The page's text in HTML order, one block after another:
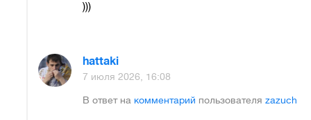
)))
hattaki
7 июля 2026, 16:08
В ответ на комментарий пользователя zazuch